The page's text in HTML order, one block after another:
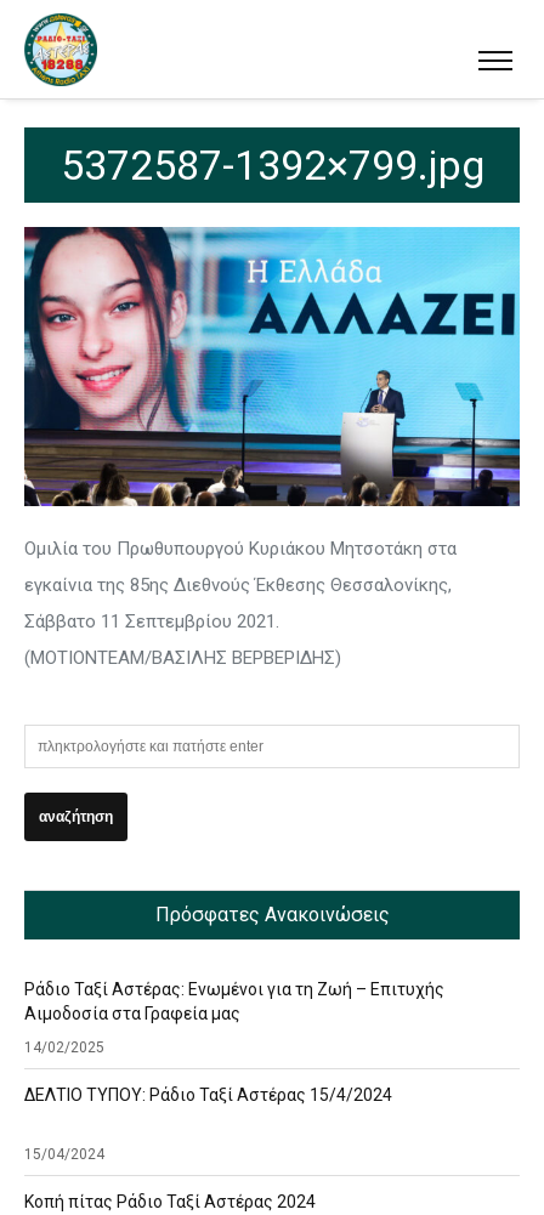
5372587-1392×799.jpg
Ομιλία του Πρωθυπουργού Κυριάκου Μητσοτάκη στα
εγκαίνια της 85ης Διεθνούς Έκθεσης Θεσσαλονίκης,
Σάββατο 11 Σεπτεμβρίου 2021.
(ΜΟΤΙΟΝΤΕΑΜ/ΒΑΣΙΛΗΣ ΒΕΡΒΕΡΙΔΗΣ)
Πρόσφατες Ανακοινώσεις
Ράδιο Ταξί Αστέρας: Ενωμένοι για τη Ζωή – Επιτυχής
Αιμοδοσία στα Γραφεία μας
14/02/2025
ΔΕΛΤΙΟ ΤΥΠΟΥ: Ράδιο Ταξί Αστέρας 15/4/2024
15/04/2024
Κοπή πίτας Ράδιο Ταξί Αστέρας 2024